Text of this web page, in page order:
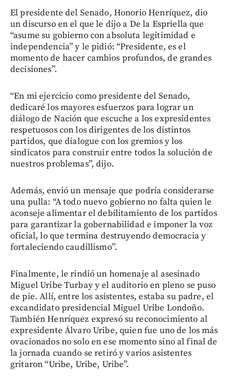
El presidente del Senado, Honorio Henríquez, dio
un discurso en el que le dijo a De la Espriella que
“asume su gobierno con absoluta legitimidad e
independencia” y le pidió: “Presidente, es el
momento de hacer cambios profundos, de grandes
decisiones”.
“En mi ejercicio como presidente del Senado,
dedicaré los mayores esfuerzos para lograr un
diálogo de Nación que escuche a los expresidentes
respetuosos con los dirigentes de los distintos
partidos, que dialogue con los gremios y los
sindicatos para construir entre todos la solución de
nuestros problemas”, dijo.
Además, envió un mensaje que podría considerarse
una pulla: “A todo nuevo gobierno no falta quien le
aconseje alimentar el debilitamiento de los partidos
para garantizar la gobernabilidad e imponer la voz
oficial, lo que termina destruyendo democracia y
fortaleciendo caudillismo”.
Finalmente, le rindió un homenaje al asesinado
Miguel Uribe Turbay y el auditorio en pleno se puso
de pie. Allí, entre los asistentes, estaba su padre, el
excandidato presidencial Miguel Uribe Londoño.
También Henríquez expresó su reconocimiento al
expresidente Álvaro Uribe, quien fue uno de los más
ovacionados no solo en ese momento sino al final de
la jornada cuando se retiró y varios asistentes
gritaron “Uribe, Uribe, Uribe”.